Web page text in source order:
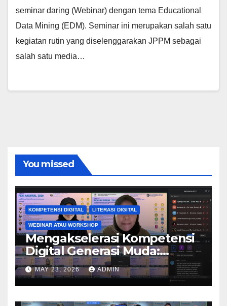
seminar daring (Webinar) dengan tema Educational
Data Mining (EDM). Seminar ini merupakan salah satu
kegiatan rutin yang diselenggarakan JPPM sebagai
salah satu media…
You missed
KOMPETENSI DIGITAL LITERASI DIGITAL
WEBINAR ATAU WORKSHOP
Mengakselerasi Kompetensi
Digital Generasi Muda:
Kolaborasi Nasional
Perguruan Tinggi Dorong
Kreativitas, AI, dan Personal
Branding melalui PkM 2026
MAY 23, 2026 ADMIN